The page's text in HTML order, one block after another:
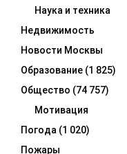
Наука и техника
Недвижимость
Новости Москвы
Образование (1 825)
Общество (74 757)
Мотивация
Погода (1 020)
Пожары